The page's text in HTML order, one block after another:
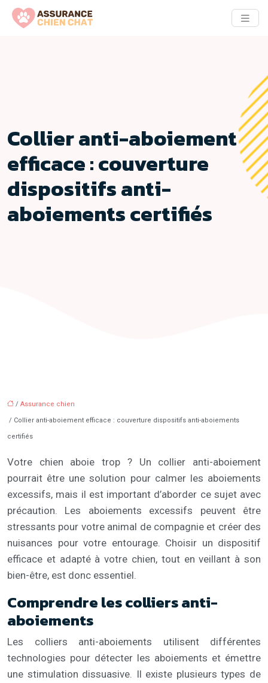
Collier anti-aboiement
efficace : couverture
dispositifs anti-
aboiements certifiés
/ Assurance chien
/ Collier anti-aboiement efficace : couverture dispositifs anti-aboiements
certifiés
Votre chien aboie trop ? Un collier anti-aboiement
pourrait être une solution pour calmer les aboiements
excessifs, mais il est important d’aborder ce sujet avec
précaution. Les aboiements excessifs peuvent être
stressants pour votre animal de compagnie et créer des
nuisances pour votre entourage. Choisir un dispositif
efficace et adapté à votre chien, tout en veillant à son
bien-être, est donc essentiel.
Comprendre les colliers anti-
aboiements
Les colliers anti-aboiements utilisent différentes
technologies pour détecter les aboiements et émettre
une stimulation dissuasive. Il existe plusieurs types de